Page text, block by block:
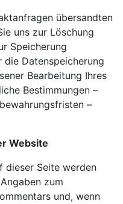
übersandten
uns zur Löschung
Speicherung
Datenspeicherung
Bearbeitung Ihres
Bestimmungen –
–
Website
dieser Seite werden
zum
und, wenn